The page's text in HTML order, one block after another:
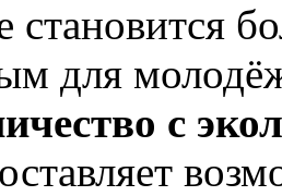
становится
для
с